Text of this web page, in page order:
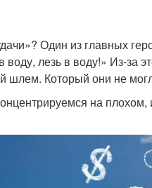
Один из главных
лезь в воду!» Из-за
шлем. Который они не
на